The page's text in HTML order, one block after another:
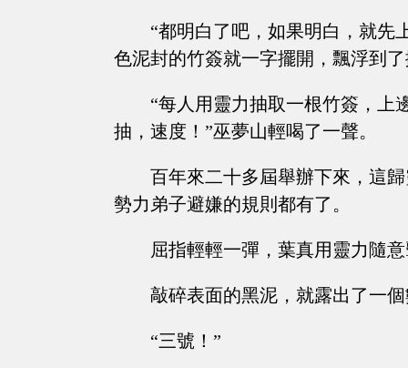
“都明白了吧，如果明白，就先
色泥封的竹簽就一字擺開，飄浮到
“每人用靈力抽取一根竹簽，上
抽，速度！”巫夢山輕喝了一聲。
百年來二十多屆舉辦下來，這
勢力弟子避嫌的規則都有了。
屈指輕輕一彈，葉真用靈力隨
敲碎表面的黑泥，就露出了一
“三號！”